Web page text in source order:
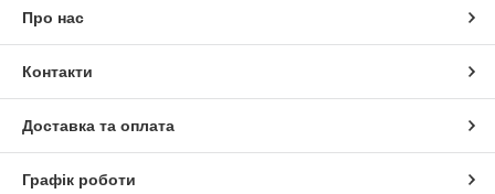
Про нас
Контакти
Доставка та оплата
Графік роботи